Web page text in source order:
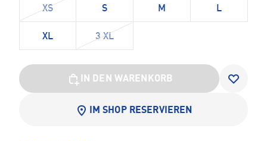
XS S M L
XL 3 XL
IN DEN WARENKORB
IM SHOP RESERVIEREN